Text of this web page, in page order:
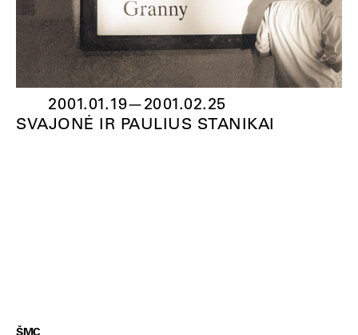
2001.01.19—2001.02.25
SVAJONĖ IR PAULIUS STANIKAI
ŠMC